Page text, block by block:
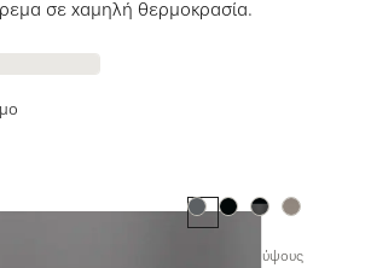
σε χαμηλή θερμοκρασία.
Χρώμα:Χρώμα:
Χρώμα:Χρώμα:
σφράγισης κενού χωρίς χειρολαβές, ύψους